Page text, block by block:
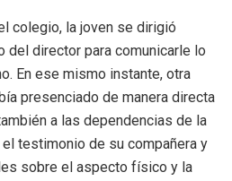
colegio, la joven se dirigió
del director para comunicarle lo
En ese mismo instante, otra
presenciado de manera directa
a las dependencias de la
testimonio de su compañera y
sobre el aspecto físico y la